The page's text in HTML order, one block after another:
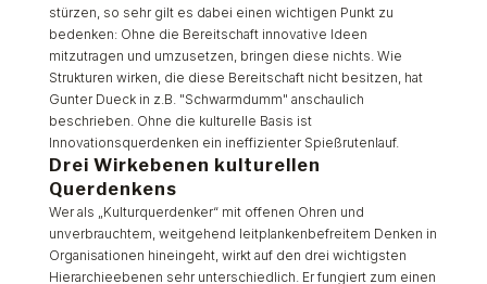
stürzen, so sehr gilt es dabei einen wichtigen Punkt zu
bedenken: Ohne die Bereitschaft innovative Ideen
mitzutragen und umzusetzen, bringen diese nichts. Wie
Strukturen wirken, die diese Bereitschaft nicht besitzen, hat
Gunter Dueck in z.B. "Schwarmdumm" anschaulich
beschrieben. Ohne die kulturelle Basis ist
Innovationsquerdenken ein ineffizienter Spießrutenlauf.
Drei Wirkebenen kulturellen
Querdenkens
Wer als „Kulturquerdenker“ mit offenen Ohren und
unverbrauchtem, weitgehend leitplankenbefreitem Denken in
Organisationen hineingeht, wirkt auf den drei wichtigsten
Hierarchieebenen sehr unterschiedlich. Er fungiert zum einen